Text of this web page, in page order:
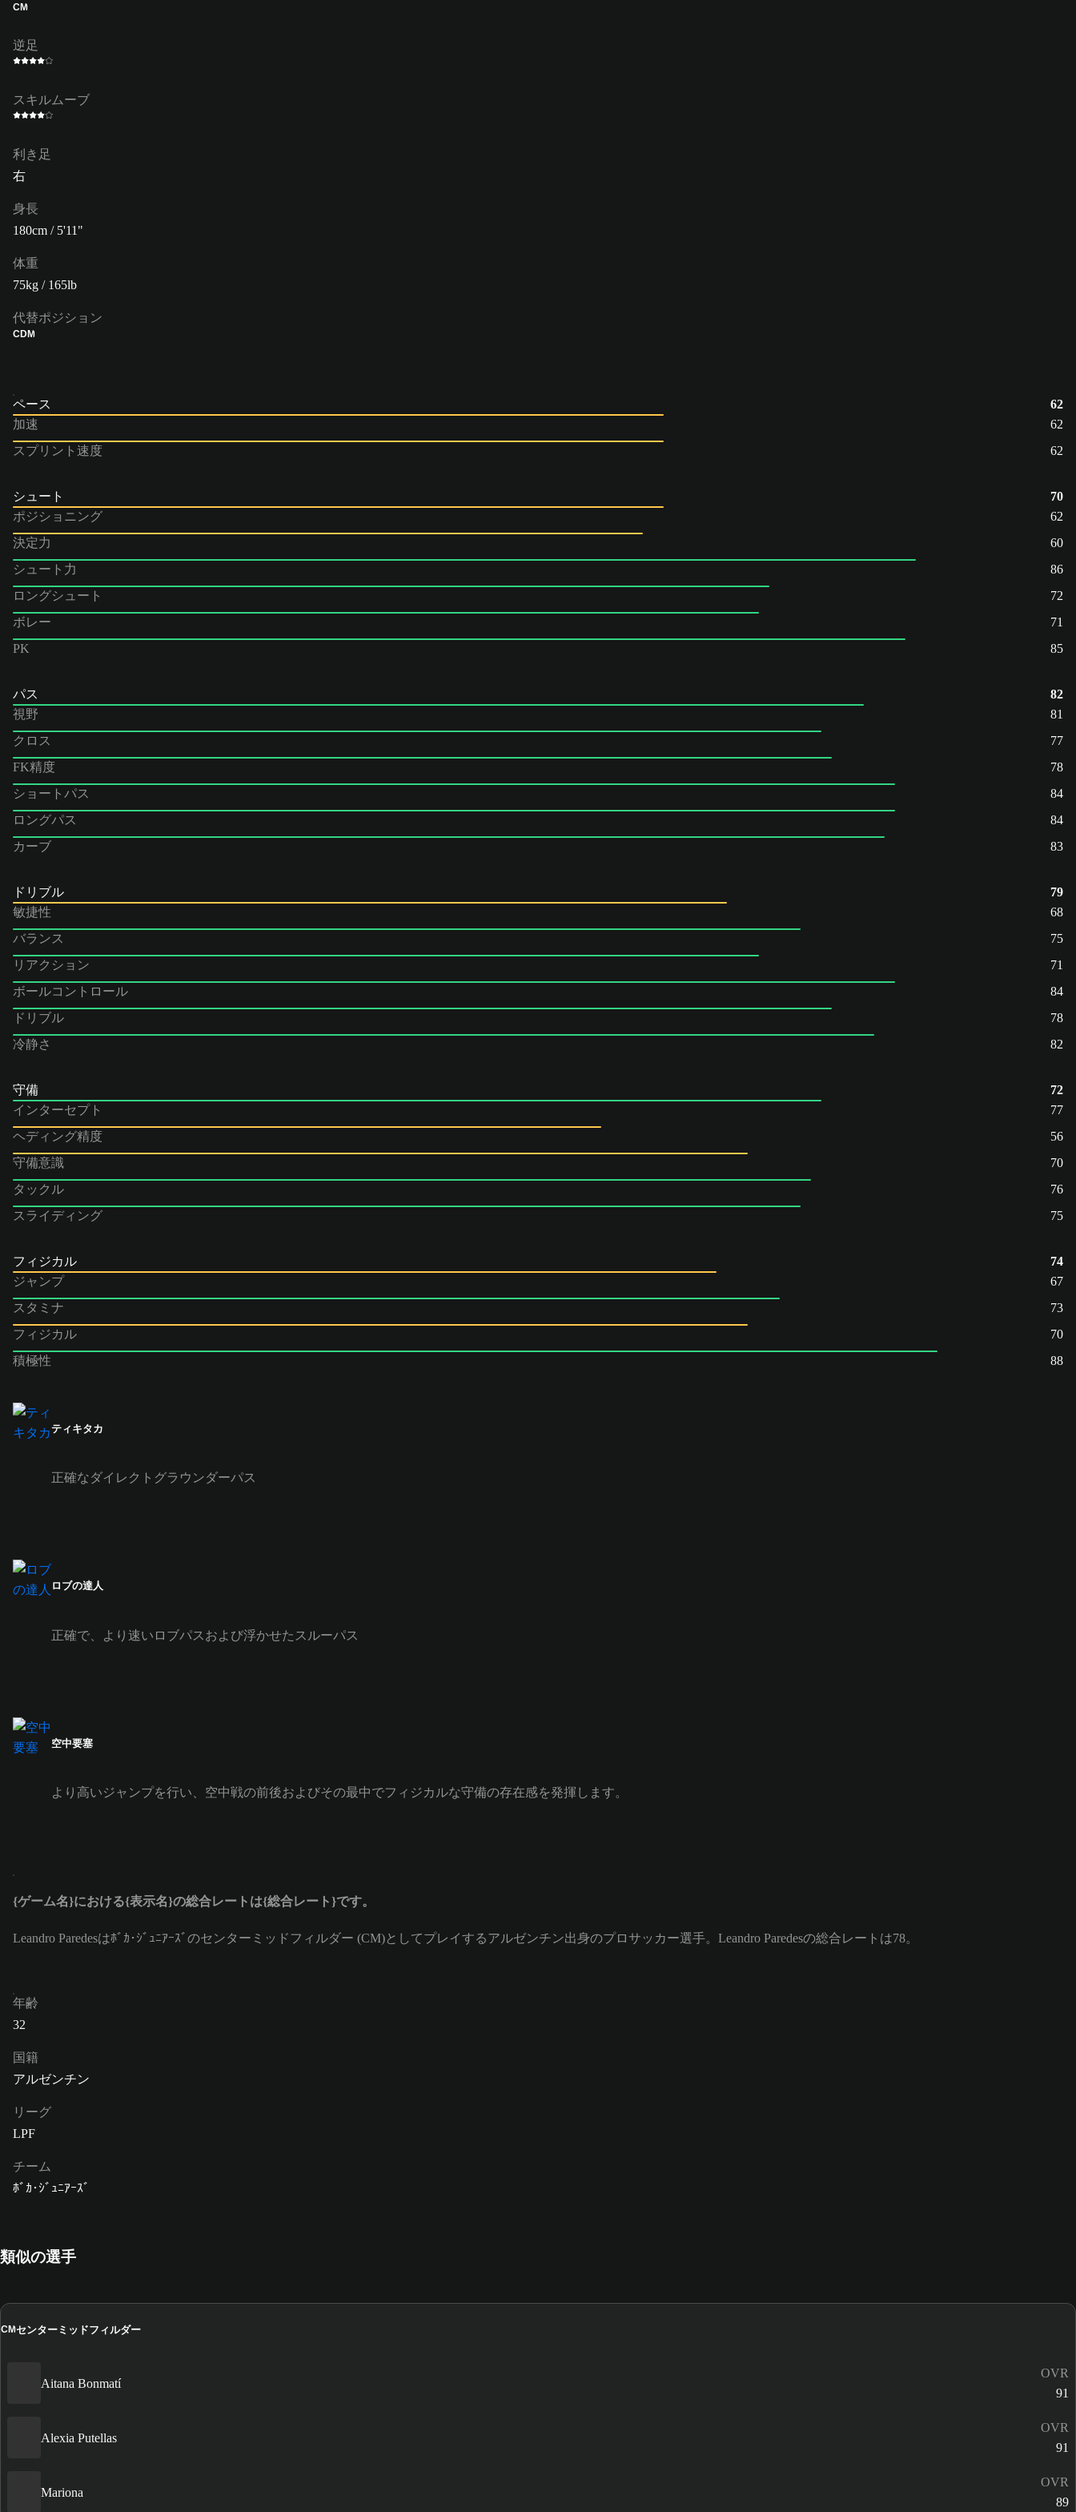
CM
逆足
スキルムーブ
利き足
右
身長
180cm / 5'11"
体重
75kg / 165lb
代替ポジション
CDM
ペース
62
加速
62
スプリント速度
62
シュート
70
ポジショニング
62
決定力
60
シュート力
86
ロングシュート
72
ボレー
71
PK
85
パス
82
視野
81
クロス
77
FK精度
78
ショートパス
84
ロングパス
84
カーブ
83
ドリブル
79
敏捷性
68
バランス
75
リアクション
71
ボールコントロール
84
ドリブル
78
冷静さ
82
守備
72
インターセプト
77
ヘディング精度
56
守備意識
70
タックル
76
スライディング
75
フィジカル
74
ジャンプ
67
スタミナ
73
フィジカル
70
積極性
88
ティキタカ
正確なダイレクトグラウンダーパス
ロブの達人
正確で、より速いロブパスおよび浮かせたスルーパス
空中要塞
より高いジャンプを行い、空中戦の前後およびその最中でフィジカルな守備の存在感を発揮します。
{ゲーム名}における{表示名}の総合レートは{総合レート}です。
Leandro Paredesはﾎﾞｶ･ｼﾞｭﾆｱｰｽﾞのセンターミッドフィルダー (CM)としてプレイするアルゼンチン出身のプロサッカー選手。Leandro Paredesの総合レートは78。
年齢
32
国籍
アルゼンチン
リーグ
LPF
チーム
ﾎﾞｶ･ｼﾞｭﾆｱｰｽﾞ
類似の選手
CMセンターミッドフィルダー
Aitana Bonmatí
OVR
91
Alexia Putellas
OVR
91
Mariona
OVR
89